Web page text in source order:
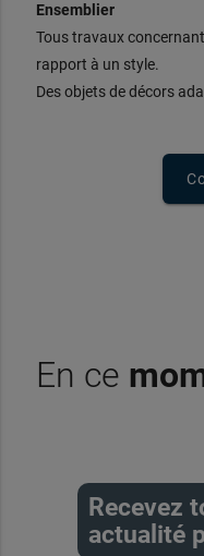
Ensemblier
Tous travaux
rapport à un style.
Des objets de décors
En ce
Recevez
actualité